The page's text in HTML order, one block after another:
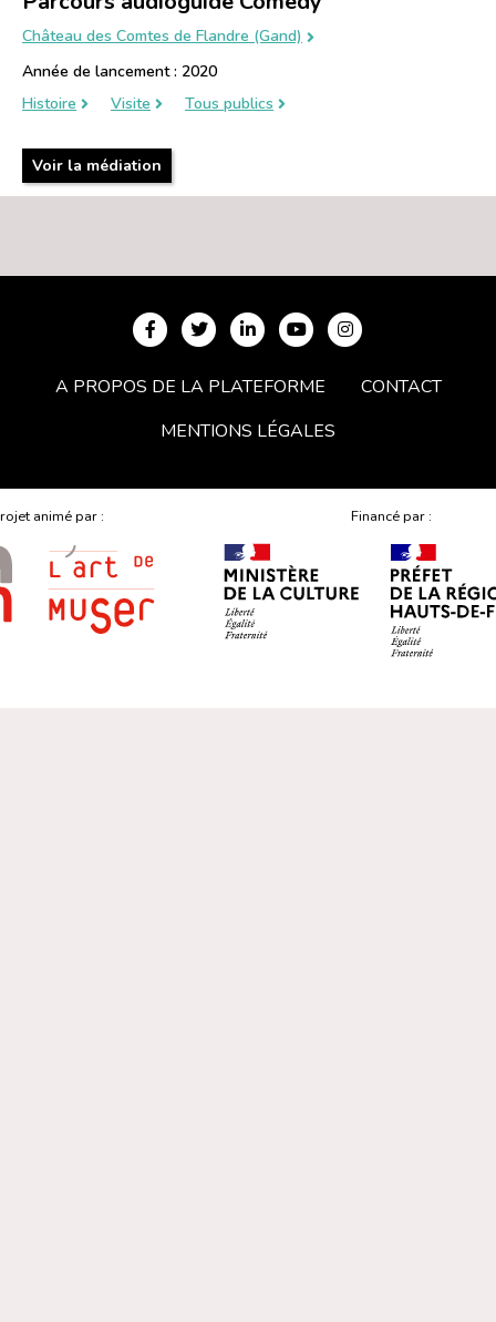
Château des Comtes de Flandre (Gand)
Année de lancement : 2020
Histoire
Visite Tous publics
Voir la médiation
A PROPOS DE LA PLATEFORME
CONTACT
MENTIONS LÉGALES
animé par : Financé par :